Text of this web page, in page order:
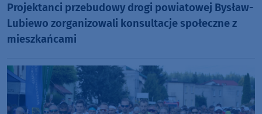
Projektanci przebudowy drogi powiatowej Bysław-
Lubiewo zorganizowali konsultacje społeczne z
mieszkańcami